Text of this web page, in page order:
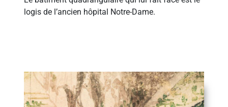
logis de l’ancien hôpital Notre-Dame.